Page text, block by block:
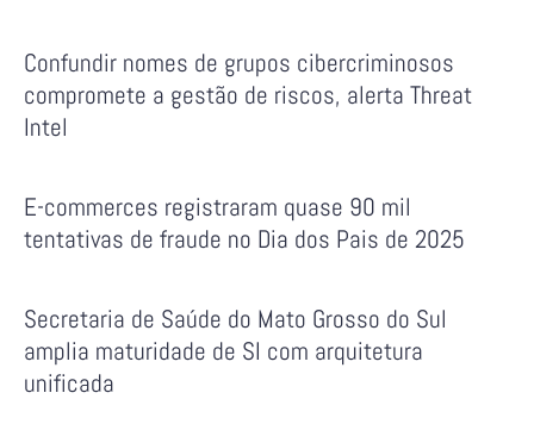
Confundir nomes de grupos cibercriminosos
compromete a gestão de riscos, alerta Threat
Intel
E-commerces registraram quase 90 mil
tentativas de fraude no Dia dos Pais de 2025
Secretaria de Saúde do Mato Grosso do Sul
amplia maturidade de SI com arquitetura
unificada